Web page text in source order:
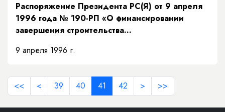
Распоряжение Президента РС(Я) от 9 апреля
1996 года № 190-РП «О финансировании
завершения строительства
9 апреля 1996 г.
<< < 39 40 41 42 > >>